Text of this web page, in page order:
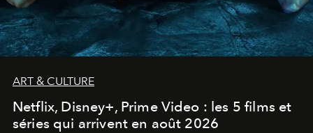
ART & CULTURE
Netflix, Disney+, Prime Video : les 5 films et
séries qui arrivent en août 2026